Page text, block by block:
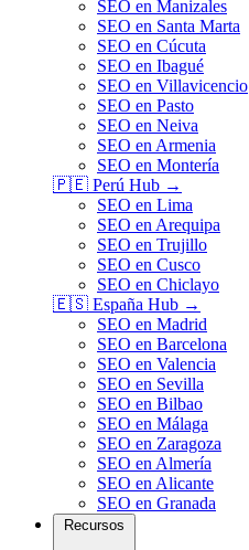
SEO en Manizales
SEO en Santa Marta
SEO en Cúcuta
SEO en Ibagué
SEO en Villavicencio
SEO en Pasto
SEO en Neiva
SEO en Armenia
SEO en Montería
🇵🇪 Perú Hub →
SEO en Lima
SEO en Arequipa
SEO en Trujillo
SEO en Cusco
SEO en Chiclayo
🇪🇸 España Hub →
SEO en Madrid
SEO en Barcelona
SEO en Valencia
SEO en Sevilla
SEO en Bilbao
SEO en Málaga
SEO en Zaragoza
SEO en Almería
SEO en Alicante
SEO en Granada